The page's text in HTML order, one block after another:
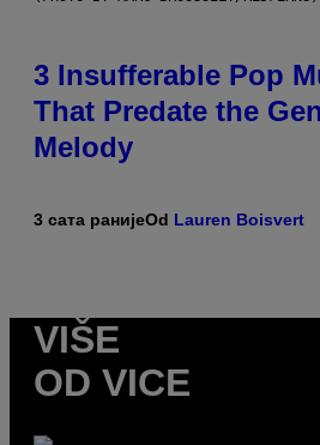
3 Insufferable Pop
That Predate the
Melody
3 сата ранијеOd Lauren Boisvert
VIŠE
OD VICE